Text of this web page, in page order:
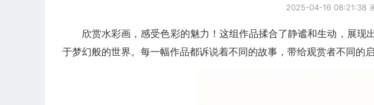
2025-04-16 08:21:38
欣赏水彩画，感受色彩的魅力！这组作品揉合了静谧和生动，展
于梦幻般的世界。每一幅作品都诉说着不同的故事，带给观赏者不同的